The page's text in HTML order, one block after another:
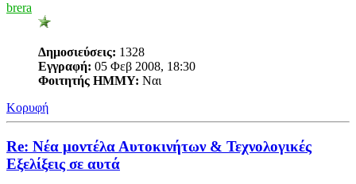
brera
Δημοσιεύσεις: 1328
Εγγραφή: 05 Φεβ 2008, 18:30
Φοιτητής ΗΜΜΥ: Ναι
Κορυφή
Re: Νέα μοντέλα Αυτοκινήτων & Τεχνολογικές
Εξελίξεις σε αυτά